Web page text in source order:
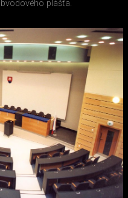
plášťa.